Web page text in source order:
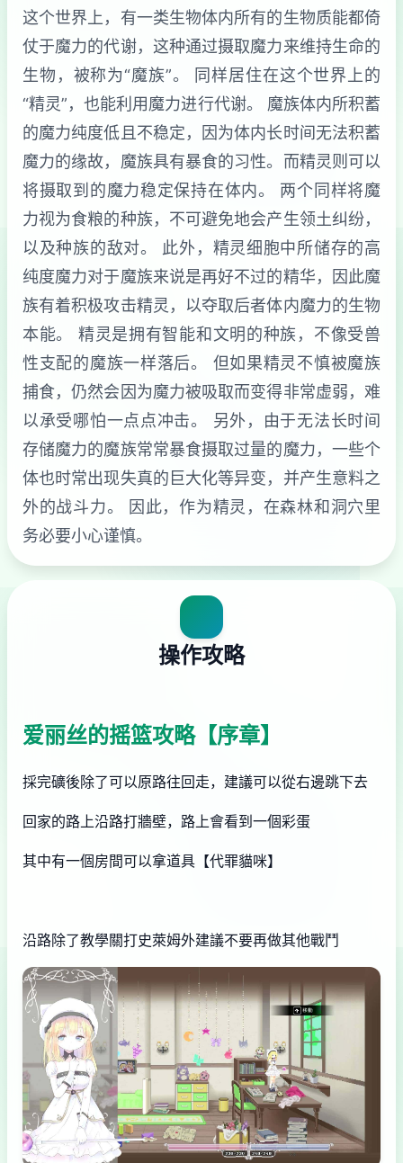
这个世界上，有一类生物体内所有的生物质能都倚
仗于魔力的代谢，这种通过摄取魔力来维持生命的
生物，被称为“魔族”。 同样居住在这个世界上的
“精灵”，也能利用魔力进行代谢。 魔族体内所积蓄
的魔力纯度低且不稳定，因为体内长时间无法积蓄
魔力的缘故，魔族具有暴食的习性。而精灵则可以
将摄取到的魔力稳定保持在体内。 两个同样将魔
力视为食粮的种族，不可避免地会产生领土纠纷，
以及种族的敌对。 此外，精灵细胞中所储存的高
纯度魔力对于魔族来说是再好不过的精华，因此魔
族有着积极攻击精灵，以夺取后者体内魔力的生物
本能。 精灵是拥有智能和文明的种族，不像受兽
性支配的魔族一样落后。 但如果精灵不慎被魔族
捕食，仍然会因为魔力被吸取而变得非常虚弱，难
以承受哪怕一点点冲击。 另外，由于无法长时间
存储魔力的魔族常常暴食摄取过量的魔力，一些个
体也时常出现失真的巨大化等异变，并产生意料之
外的战斗力。 因此，作为精灵，在森林和洞穴里
务必要小心谨慎。
操作攻略
爱丽丝的摇篮攻略【序章】
採完礦後除了可以原路往回走，建議可以從右邊跳下去
回家的路上沿路打牆壁，路上會看到一個彩蛋
其中有一個房間可以拿道具【代罪貓咪】
沿路除了教學關打史萊姆外建議不要再做其他戰鬥